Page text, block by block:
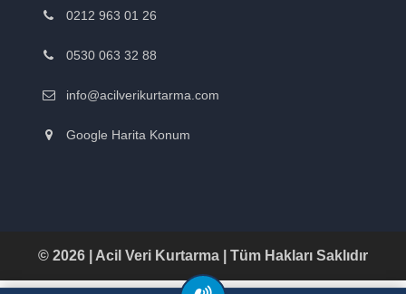
0212 963 01 26
0530 063 32 88
info@acilverikurtarma.com
Google Harita Konum
© 2026 | Acil Veri Kurtarma | Tüm Hakları Saklıdır